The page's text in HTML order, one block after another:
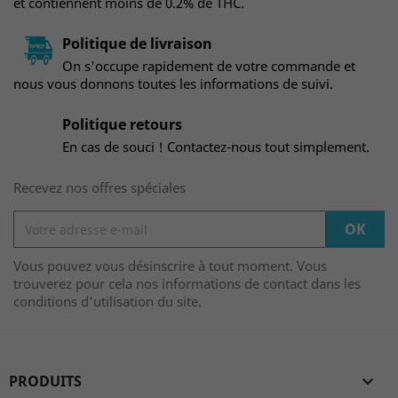
Politique de livraison
On s'occupe rapidement de votre commande et
nous vous donnons toutes les informations de suivi.
Politique retours
En cas de souci ! Contactez-nous tout simplement.
Recevez nos offres spéciales
Vous pouvez vous désinscrire à tout moment. Vous
trouverez pour cela nos informations de contact dans les
conditions d'utilisation du site.
PRODUITS 